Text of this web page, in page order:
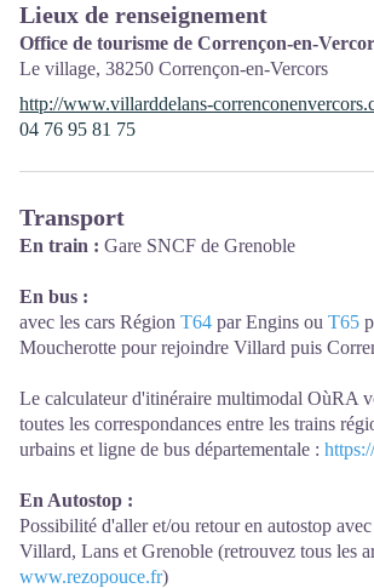
Lieux de renseignement
Office de tourisme de Corrençon-en-
Le village, 38250 Corrençon-en-Vercors
http://www.villarddelans-
04 76 95 81 75
Transport
En train : Gare SNCF de Grenoble
En bus :
avec les cars Région T64 par Engins ou T65
Moucherotte pour rejoindre Villard puis
Le calculateur d'itinéraire multimodal OùRA
toutes les correspondances entre les trains
urbains et ligne de bus départementale :
En Autostop :
Possibilité d'aller et/ou retour en autostop
Villard, Lans et Grenoble (retrouvez tous les
www.rezopouce.fr)